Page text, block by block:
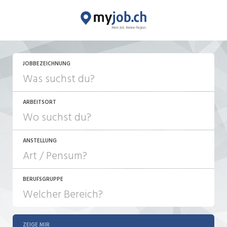
JOBBEZEICHNUNG
ARBEITSORT
ANSTELLUNG
JOB-TYP
Festanstellung
BERUFSGRUPPE
ZEIGE MIR